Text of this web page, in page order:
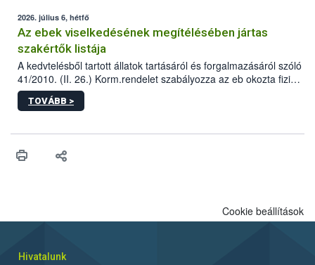
2026. július 6, hétfő
Az ebek viselkedésének megítélésében jártas
szakértők listája
A kedvtelésből tartott állatok tartásáról és forgalmazásáról szóló
41/2010. (II. 26.) Korm.rendelet szabályozza az eb okozta fizikai
sérülés, illetve ennek veszélye keletkezésekor felmerülő
hatósági feladatokat, valamint a veszélyes eb tartását és annak
vonni az ebek viselkedésének megítélésében jártas szakértőt.
TOVÁBB >
Cookie beállítások
Hivatalunk